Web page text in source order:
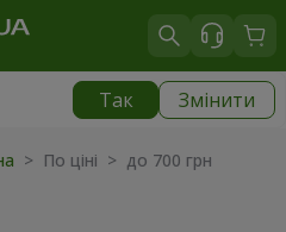
Так Змінити
> По ціні > до 700 грн